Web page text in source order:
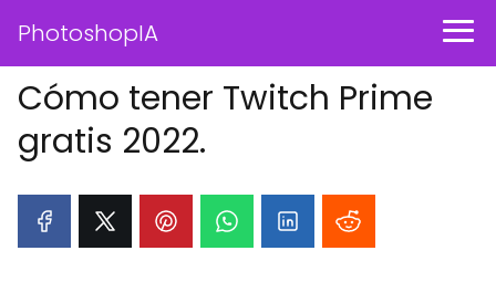
PhotoshopIA
Cómo tener Twitch Prime
gratis 2022.